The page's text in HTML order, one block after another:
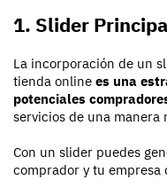
1. Slider
La incorporación de un
tienda online es una
potenciales
servicios de una manera
Con un slider puedes
comprador y tu empresa